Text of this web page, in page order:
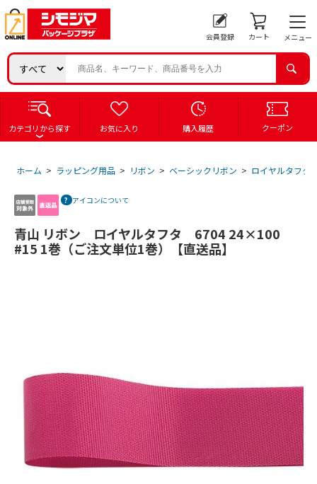
会員登録 カート メニュー
カテゴリから探す お気に入り 購入履歴 クーポン
ホーム > ラッピング用品 > リボン > ベーシックリボン > ロイヤルタフタ
アイコンについて
青山 リボン ロイヤルタフタ 6704 24×100
#15 1巻（ご注文単位1巻）【直送品】